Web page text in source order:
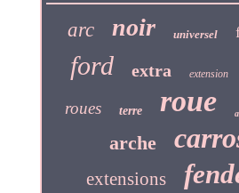
arc noir universel
ford extra extension
roues terre roue
arche
extensions